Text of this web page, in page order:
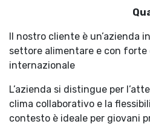
Quality
Il nostro cliente è un’azienda
settore alimentare e con
internazionale
L’azienda si distingue per
clima collaborativo e la
contesto è ideale per giovani